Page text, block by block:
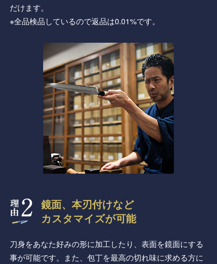
だけます。
※全品検品しているので返品は0.01%です。
鏡面、本刃付けなど
カスタマイズが可能
刀身をあなた好みの形に加工したり、表面を鏡面にする
事が可能です。また、包丁を最高の切れ味に求める方に